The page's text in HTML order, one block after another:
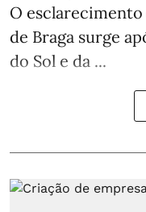
O
de Braga surge
do Sol e da ...